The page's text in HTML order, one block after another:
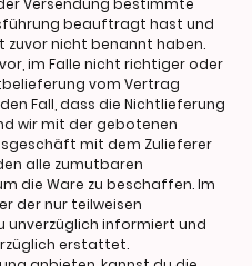
beauftragt hast und
zuvor nicht benannt haben.
im Falle nicht richtiger oder
vom Vertrag
Fall, dass die Nichtlieferung
wir mit der gebotenen
mit dem Zulieferer
alle zumutbaren
die Ware zu beschaffen. Im
der nur teilweisen
unverzüglich informiert und
erstattet.